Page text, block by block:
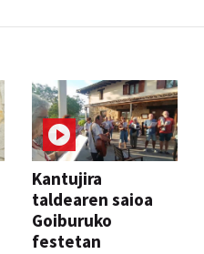
Kantujira
taldearen saioa
Goiburuko
festetan